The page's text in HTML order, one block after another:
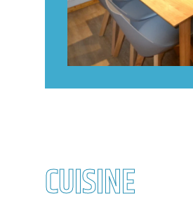
CUISINE